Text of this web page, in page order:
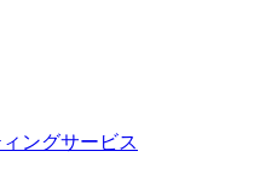
ングサービス